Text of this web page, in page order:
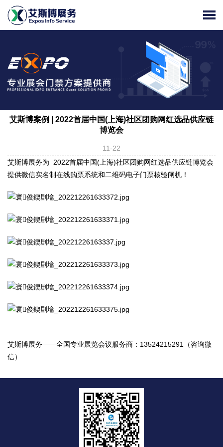
艾斯博案例 | 2022首届中国(上海)社区团购网红选品供应链
博览会
11-22
艾斯博展务为 2022首届中国(上海)社区团购网红选品供应链博览会
提供微信实名制在线购票系统和二维码电子门票核验闸机！
艾斯博展务——全国专业展览会议服务商：13524215291（咨询微
信）